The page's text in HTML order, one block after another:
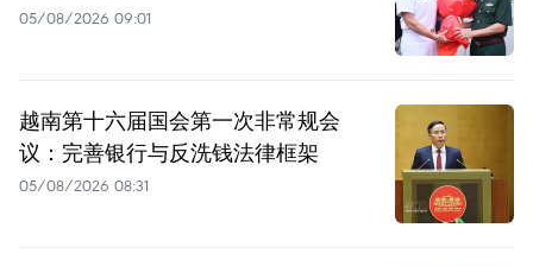
05/08/2026 09:01
越南第十六届国会第一次非常规会
议：完善银行与反洗钱法律框架
05/08/2026 08:31